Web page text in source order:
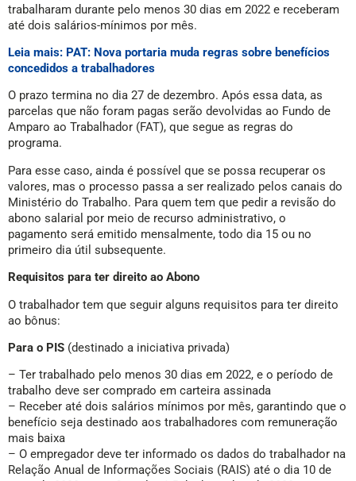
trabalharam durante pelo menos 30 dias em 2022 e receberam
até dois salários-mínimos por mês.
Leia mais: PAT: Nova portaria muda regras sobre benefícios
concedidos a trabalhadores
O prazo termina no dia 27 de dezembro. Após essa data, as
parcelas que não foram pagas serão devolvidas ao Fundo de
Amparo ao Trabalhador (FAT), que segue as regras do
programa.
Para esse caso, ainda é possível que se possa recuperar os
valores, mas o processo passa a ser realizado pelos canais do
Ministério do Trabalho. Para quem tem que pedir a revisão do
abono salarial por meio de recurso administrativo, o
pagamento será emitido mensalmente, todo dia 15 ou no
primeiro dia útil subsequente.
Requisitos para ter direito ao Abono
O trabalhador tem que seguir alguns requisitos para ter direito
ao bônus:
Para o PIS (destinado a iniciativa privada)
– Ter trabalhado pelo menos 30 dias em 2022, e o período de
trabalho deve ser comprado em carteira assinada
– Receber até dois salários mínimos por mês, garantindo que o
benefício seja destinado aos trabalhadores com remuneração
mais baixa
– O empregador deve ter informado os dados do trabalhador na
Relação Anual de Informações Sociais (RAIS) até o dia 10 de